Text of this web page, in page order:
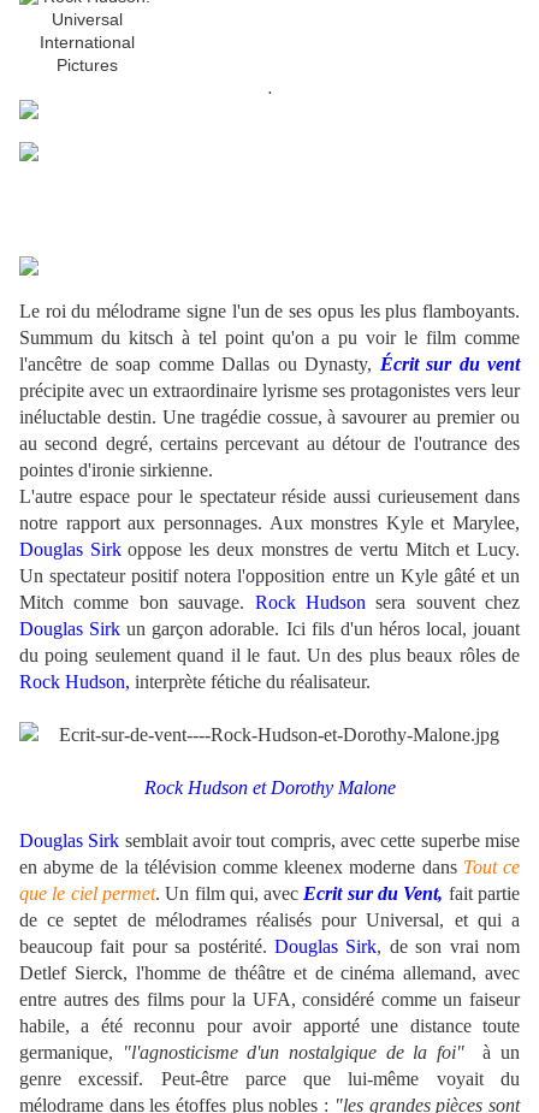
.
Le roi du mélodrame signe l'un de ses opus les plus flamboyants.
Summum du kitsch à tel point qu'on a pu voir le film comme
l'ancêtre de soap comme Dallas ou Dynasty, Écrit sur du vent
précipite avec un extraordinaire lyrisme ses protagonistes vers leur
inéluctable destin. Une tragédie cossue, à savourer au premier ou
au second degré, certains percevant au détour de l'outrance des
pointes d'ironie sirkienne.
L'autre espace pour le spectateur réside aussi curieusement dans
notre rapport aux personnages. Aux monstres Kyle et Marylee,
Douglas Sirk oppose les deux monstres de vertu Mitch et Lucy.
Un spectateur positif notera l'opposition entre un Kyle gâté et un
Mitch comme bon sauvage. Rock Hudson sera souvent chez
Douglas Sirk un garçon adorable. Ici fils d'un héros local, jouant
du poing seulement quand il le faut. Un des plus beaux rôles de
Rock Hudson, interprète fétiche du réalisateur.
Rock Hudson et Dorothy Malone
Douglas Sirk semblait avoir tout compris, avec cette superbe mise
en abyme de la télévision comme kleenex moderne dans Tout ce
que le ciel permet. Un film qui, avec Ecrit sur du Vent, fait partie
de ce septet de mélodrames réalisés pour Universal, et qui a
beaucoup fait pour sa postérité. Douglas Sirk, de son vrai nom
Detlef Sierck, l'homme de théâtre et de cinéma allemand, avec
entre autres des films pour la UFA, considéré comme un faiseur
habile, a été reconnu pour avoir apporté une distance toute
germanique,
"l'agnosticisme d'un nostalgique de la foi" à un
genre excessif. Peut-être parce que lui-même voyait du
mélodrame dans les étoffes plus nobles : "les grandes pièces sont